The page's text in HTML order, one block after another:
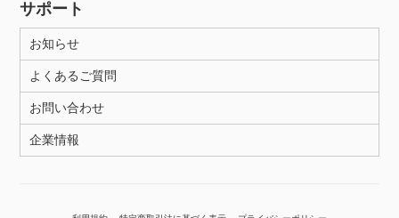
サポート
お知らせ
よくあるご質問
お問い合わせ
企業情報